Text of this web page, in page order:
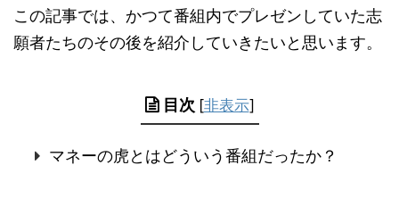
この記事では、かつて番組内でプレゼンしていた志
願者たちのその後を紹介していきたいと思います。
目次 [非表示]
マネーの虎とはどういう番組だったか？